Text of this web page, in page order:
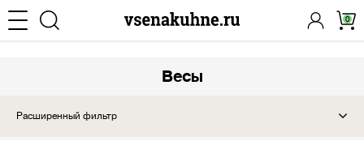
0
Весы
Расширенный фильтр